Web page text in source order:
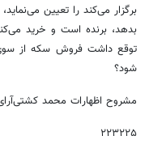
برگزار می‌کند را تعیین
بدهد، برنده است و خرید
توقع داشت فروش سکه از
شود؟
مشروح اظهارات محمد
۲۲۳۲۲۵